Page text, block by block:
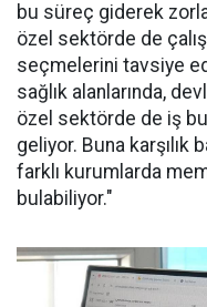
bu süreç giderek
özel sektörde de
seçmelerini tavsiye
sağlık alanlarında,
özel sektörde de iş
geliyor. Buna karşılık
farklı kurumlarda
bulabiliyor."